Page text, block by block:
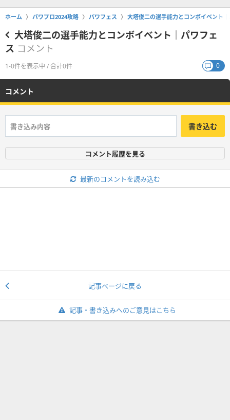
ホーム パワプロ2024攻略 パワフェス 大塔俊二の選手能力とコンボイベント
大塔俊二の選手能力とコンボイベント｜パワフェ
ス コメント
1-0件を表示中 / 合計0件 0
コメント
書き込む
コメント履歴を見る
最新のコメントを読み込む
記事ページに戻る
記事・書き込みへのご意見はこちら